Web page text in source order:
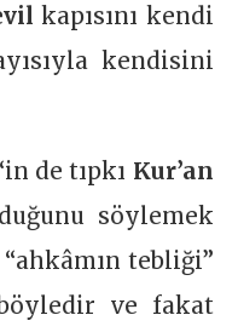
kapısını kendi
kendisini
de tıpkı Kur’an
söylemek
tebliği”
ve fakat